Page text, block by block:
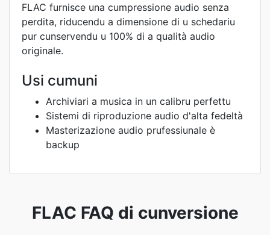
FLAC furnisce una cumpressione audio senza
perdita, riducendu a dimensione di u schedariu
pur cunservendu u 100% di a qualità audio
originale.
Usi cumuni
Archiviari a musica in un calibru perfettu
Sistemi di riproduzione audio d'alta fedeltà
Masterizazione audio prufessiunale è
backup
FLAC FAQ di cunversione